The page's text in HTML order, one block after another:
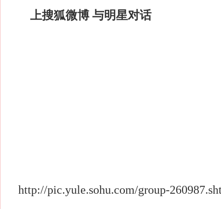
上搜狐微博 与明星对话
http://pic.yule.sohu.com/group-